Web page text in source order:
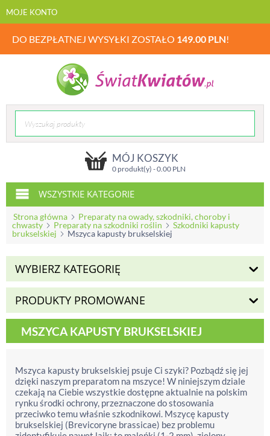
MOJE KONTO
DO BEZPŁATNEJ WYSYŁKI ZOSTAŁO 149.00 PLN!
MÓJ KOSZYK
0 produkt(y) -0.00PLN
WSZYSTKIE KATEGORIE
Strona główna
Preparaty na owady, szkodniki, choroby i
chwasty
Preparaty na szkodniki roślin
Szkodniki kapusty
brukselskiej
Mszyca kapusty brukselskiej
WYBIERZ KATEGORIĘ
PRODUKTY PROMOWANE
MSZYCA KAPUSTY BRUKSELSKIEJ
Mszyca kapusty brukselskiej psuje Ci szyki? Pozbądź się jej
dzięki naszym preparatom na mszyce! W niniejszym dziale
czekają na Ciebie wszystkie dostępne aktualnie na polskim
rynku środki ochrony, przeznaczone do stosowania
przeciwko temu właśnie szkodnikowi. Mszycę kapusty
brukselskiej (Brevicoryne brassicae) bez problemu